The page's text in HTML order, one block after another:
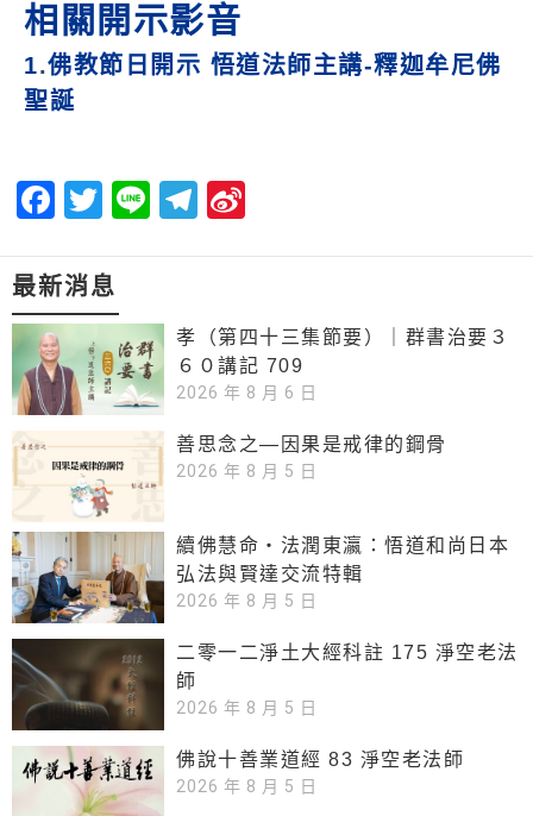
相關開示影音
1.佛教節日開示 悟道法師主講-釋迦牟尼佛
聖誕
Facebook
Twitter
LineTelegram
最新消息
孝（第四十三集節要）｜群書治要３
６０講記 709
2026 年 8 月 6 日
善思念之—因果是戒律的鋼骨
2026 年 8 月 5 日
續佛慧命‧法潤東瀛：悟道和尚日本
弘法與賢達交流特輯
2026 年 8 月 5 日
二零一二淨土大經科註 175 淨空老法
師
2026 年 8 月 5 日
佛說十善業道經 83 淨空老法師
2026 年 8 月 5 日